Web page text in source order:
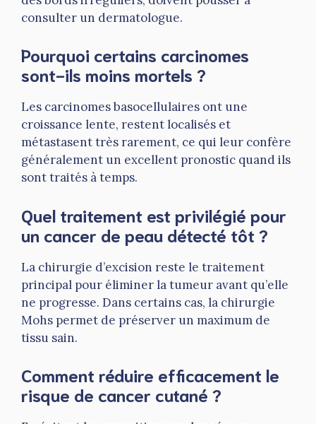
consulter un dermatologue.
Pourquoi certains carcinomes
sont-ils moins mortels ?
Les carcinomes basocellulaires ont une
croissance lente, restent localisés et
métastasent très rarement, ce qui leur confère
généralement un excellent pronostic quand ils
sont traités à temps.
Quel traitement est privilégié pour
un cancer de peau détecté tôt ?
La chirurgie d’excision reste le traitement
principal pour éliminer la tumeur avant qu’elle
ne progresse. Dans certains cas, la chirurgie
Mohs permet de préserver un maximum de
tissu sain.
Comment réduire efficacement le
risque de cancer cutané ?